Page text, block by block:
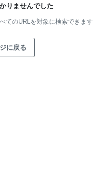
りませんでした
てのURLを対象に検索できます
に戻る